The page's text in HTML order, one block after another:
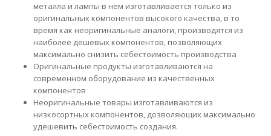
металла и лампы в нем изготавливается только из
оригинальных компонентов высокого качества, в то
время как неоригинальные аналоги, производятся из
наиболее дешевых компонентов, позволяющих
максимально снизить себестоимость производства
Оригинальные продукты изготавливаются на
современном оборудование из качественных
компонентов
Неоригинальные товары изготавливаются из
низкосортных компонентов, дозволяющих максимально
удешевить себестоимость создания.